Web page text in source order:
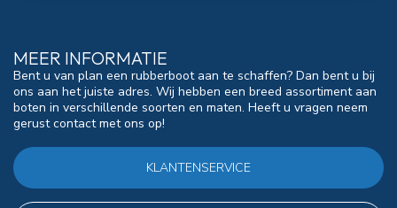
MEER INFORMATIE
Bent u van plan een rubberboot aan te schaffen? Dan bent u bij
ons aan het juiste adres. Wij hebben een breed assortiment aan
boten in verschillende soorten en maten. Heeft u vragen neem
gerust contact met ons op!
KLANTENSERVICE